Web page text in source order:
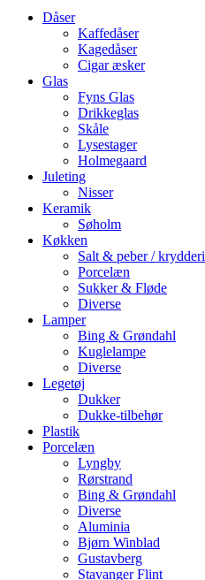
Dåser
Kaffedåser
Kagedåser
Cigar æsker
Glas
Fyns Glas
Drikkeglas
Skåle
Lysestager
Holmegaard
Juleting
Nisser
Keramik
Søholm
Køkken
Salt & peber / krydderi
Porcelæn
Sukker & Fløde
Diverse
Lamper
Bing & Grøndahl
Kuglelampe
Diverse
Legetøj
Dukker
Dukke-tilbehør
Plastik
Porcelæn
Lyngby
Rørstrand
Bing & Grøndahl
Diverse
Aluminia
Bjørn Winblad
Gustavberg
Stavanger Flint